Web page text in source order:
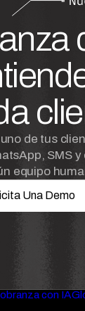
de tus
SMS
equipo
Una Demo
con IA